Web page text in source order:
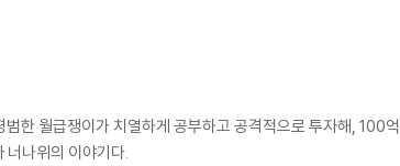
한 월급쟁이가 치열하게 공부하고 공격적으로 투자해, 100
너나위의 이야기다.